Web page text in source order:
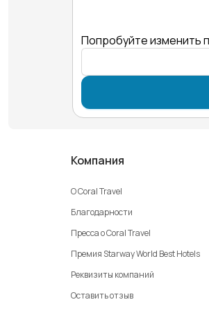
Попробуйте изменить
Компания
О Coral Travel
Благодарности
Пресса о Coral Travel
Премия Starway World Best Hotels
Реквизиты компаний
Оставить отзыв